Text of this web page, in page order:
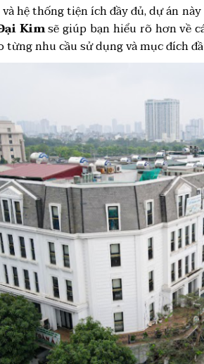
hệ thống tiện ích đầy đủ, dự án
Kimsẽ giúp bạn hiểu rõ hơn về
từng nhu cầu sử dụng và mục đích